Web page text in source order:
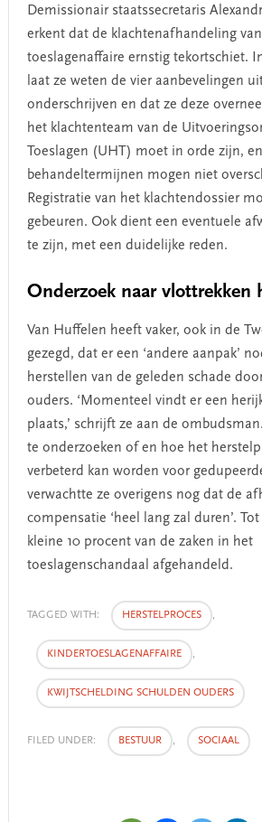
Demissionair staatssecretaris
erkent dat de klachtenafhandeling
toeslagenaffaire ernstig tekortschiet.
laat ze weten de vier aanbevelingen
onderschrijven en dat ze deze
het klachtenteam van de
Toeslagen (UHT) moet in orde zijn,
behandeltermijnen mogen niet
Registratie van het klachtendossier
gebeuren. Ook dient een eventuele
te zijn, met een duidelijke reden.
Onderzoek naar vlottrekken
Van Huffelen heeft vaker, ook in de
gezegd, dat er een ‘andere aanpak’
herstellen van de geleden schade
ouders. ‘Momenteel vindt er een
plaats,’ schrijft ze aan de
te onderzoeken of en hoe het
verbeterd kan worden voor
verwachtte ze overigens nog dat de
compensatie ‘heel lang zal duren’.
kleine 10 procent van de zaken in het
toeslagenschandaal afgehandeld.
TAGGED WITH: HERSTELPROCES ,
KINDERTOESLAGENAFFAIRE ,
KWIJTSCHELDING SCHULDEN OUDERS
FILED UNDER: BESTUUR , SOCIAAL